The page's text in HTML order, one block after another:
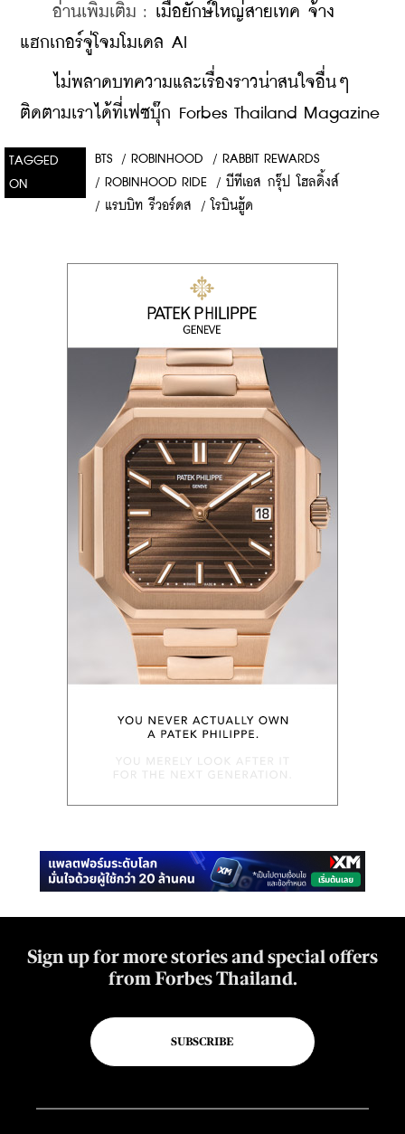
อ่านเพิ่มเติม : เมื่อยักษ์ใหญ่สายเทค จ้าง
แฮกเกอร์จู่โจมโมเดล AI
ไม่พลาดบทความและเรื่องราวน่าสนใจอื่นๆ
ติดตามเราได้ที่เฟซบุ๊ก Forbes Thailand Magazine
TAGGED
ON
BTS / ROBINHOOD / RABBIT REWARDS
/ ROBINHOOD RIDE / บีทีเอส กรุ๊ป โฮลดิ้งส์
/ แรบบิท รีวอร์ดส / โรบินฮู้ด
Sign up for more stories and special offers
from Forbes Thailand.
SUBSCRIBE